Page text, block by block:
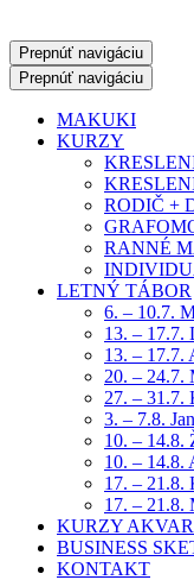
Prepnúť navigáciu
Prepnúť navigáciu
MAKUKI
KURZY
RODIČ +
RANNÉ
LETNÝ TÁBOR
6. – 10.7.
13. – 17.7.
13. – 17.7.
20. – 24.7.
27. – 31.7.
3. – 7.8.
10. – 14.8.
10. – 14.8.
17. – 21.8.
17. – 21.8.
KURZY
BUSINESS
KONTAKT